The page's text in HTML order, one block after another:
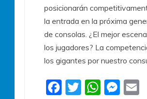
posicionarán
la entrada en la próxima
de consolas. ¿El mejor
los jugadores? La
los gigantes por nuestro
F
T
W M